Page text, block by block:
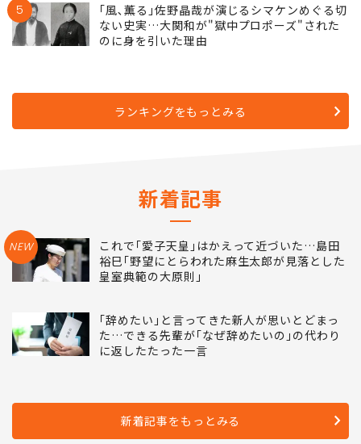
5
｢風､薫る｣佐野晶哉が演じるシマケンめぐる切
ない史実…大関和が"獄中プロポーズ"された
のに身を引いた理由
ランキングをもっとみる
新着記事
NEW
これで｢愛子天皇｣はかえって近づいた…島田
裕巳｢野望にとらわれた麻生太郎が見落とした
皇室典範の大原則｣
｢辞めたい｣と言ってきた新人が思いとどまっ
た…できる先輩が｢なぜ辞めたいの｣の代わり
に返したたった一言
新着記事をもっとみる